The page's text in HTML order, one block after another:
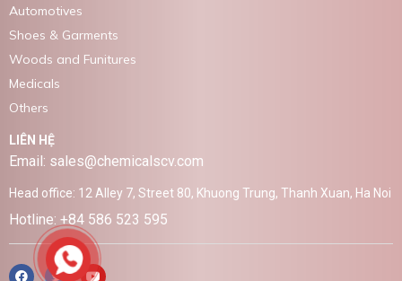
Automotives
Shoes & Garments
Woods and Funitures
Medicals
Others
LIÊN HỆ
Email: sales@chemicalscv.com
Head office: 12 Alley 7, Street 80, Khuong Trung, Thanh Xuan, Ha Noi
Hotline: +84 586 523 595